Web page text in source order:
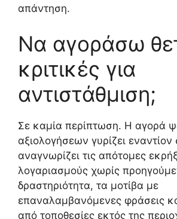
απάντηση.
Να αγοράσω
κριτικές για
αντιστάθμιση;
Σε καμία περίπτωση. Η αγορά
αξιολογήσεων γυρίζει
αναγνωρίζει τις απότομες
λογαριασμούς χωρίς
δραστηριότητα, τα μοτίβα με
επαναλαμβανόμενες φράσεις
από τοποθεσίες εκτός της